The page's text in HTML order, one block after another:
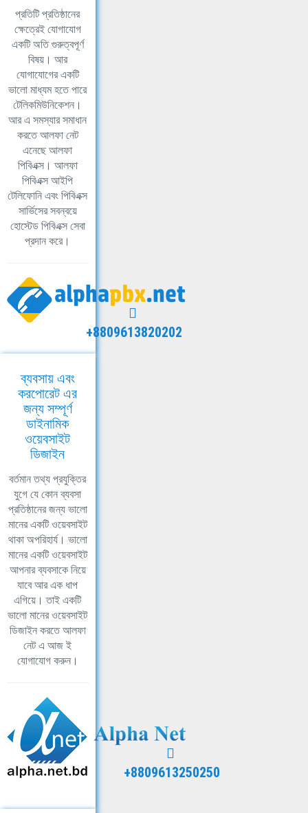
প্রতিটি প্রতিষ্ঠানের
ক্ষেত্রেই যোগাযোগ
একটি অতি গুরুত্বপূর্ণ
বিষয়। আর
যোগাযোগের একটি
ভালো মাধ্যম হতে পারে
টেলিকমিউনিকেশন।
আর এ সমস্যার সমাধান
করতে আলফা নেট
এনেছে আলফা
পিবিএক্স। আলফা
পিবিএক্স আইপি
টেলিফোনি এবং পিবিএক্স
সার্ভিসের সবন্বয়ে
হোস্টেড পিবিএক্স সেবা
প্রদান করে।
+8809613820202
ব্যবসায় এবং
করপোরেট এর
জন্য সম্পূর্ণ
ডাইনামিক
ওয়েবসাইট
ডিজাইন
বর্তমান তথ্য প্রযুক্তির
যুগে যে কোন ব্যবসা
প্রতিষ্ঠানের জন্য ভালো
মানের একটি ওয়েবসাইট
থাকা অপরিহার্য। ভালো
মানের একটি ওয়েবসাইট
আপনার ব্যবসাকে নিয়ে
যাবে আর এক ধাপ
এগিয়ে। তাই একটি
ভালো মানের ওয়েবসাইট
ডিজাইন করতে আলফা
নেট এ আজ ই
যোগাযোগ করুন।
+8809613250250